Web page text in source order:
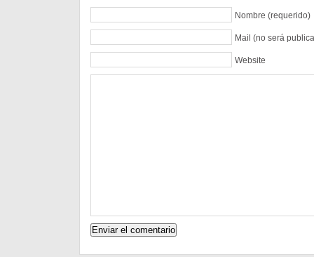
Nombre (requerido)
Mail (no será
Website